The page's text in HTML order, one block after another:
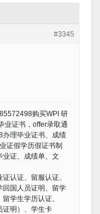
#3345
购买WPI 研
业证书，offer录取通
理毕业证书、成绩
证假学历假证书制
业证、成绩单、文
认证、留服认证、
回国人员证明、留学
学生学历认证、
证明）、学生卡